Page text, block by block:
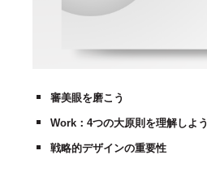
審美眼を磨こう
Work：4つの大原則を理解しよう
戦略的デザインの重要性